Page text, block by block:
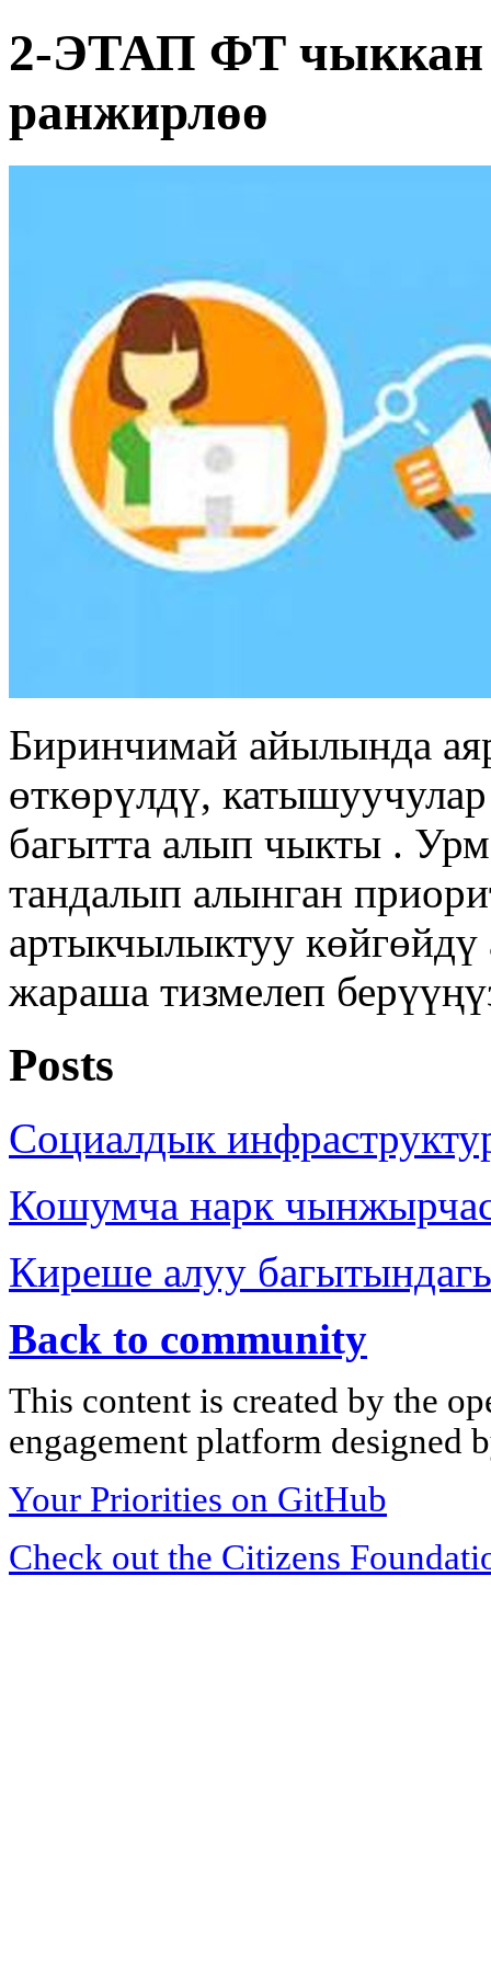
2-ЭТАП ФТ чыккан
ранжирлөө
Биринчимай айылында
өткөрүлдү,
багытта алып чыкты .
тандалып алынган
артыкчылыктуу көйгөйдү
жараша тизмелеп
Posts
Социалдык
Кошумча нарк
Киреше алуу
Back to community
This content is created by the
engagement platform designed
Your Priorities on GitHub
Check out the Citizens